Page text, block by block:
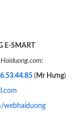
E-SMART
( Mr Hưng)
webhaiduong